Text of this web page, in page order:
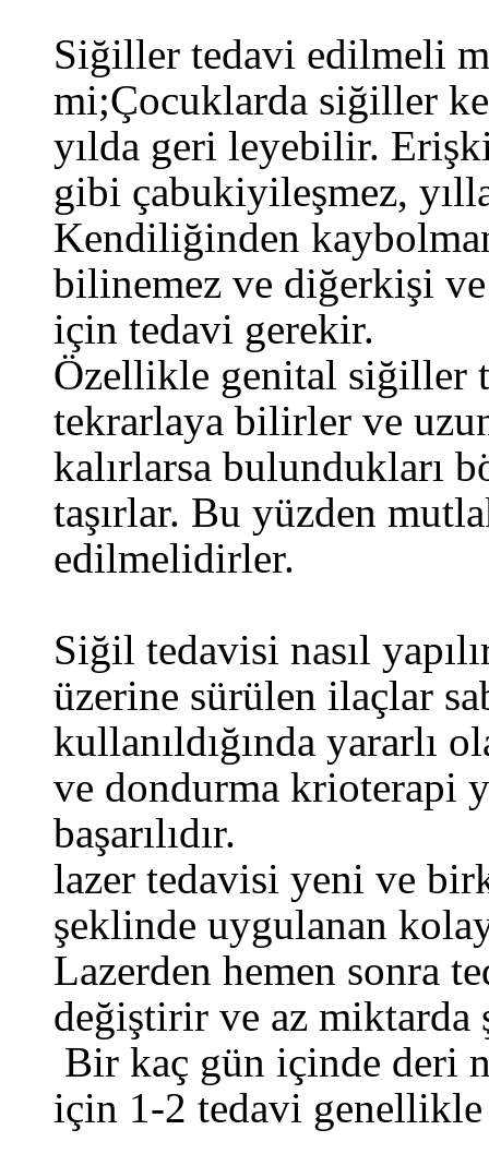
Siğiller tedavi edilmeli
mi;Çocuklarda siğiller
yılda geri leyebilir.
gibi çabukiyileşmez,
Kendiliğinden
bilinemez ve diğerkişi ve
için tedavi gerekir.
Özellikle genital siğiller
tekrarlaya bilirler ve
kalırlarsa bulundukları
taşırlar. Bu yüzden
edilmelidirler.
Siğil tedavisi nasıl
üzerine sürülen ilaçlar
kullanıldığında yararlı
ve dondurma krioterapi
başarılıdır.
lazer tedavisi yeni ve
şeklinde uygulanan
Lazerden hemen sonra
değiştirir ve az miktarda
Bir kaç gün içinde deri
için 1-2 tedavi